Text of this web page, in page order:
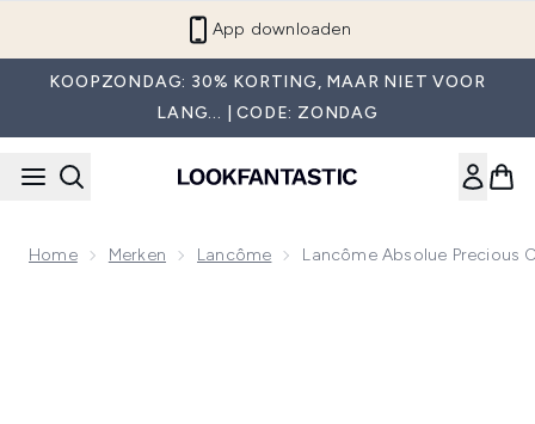
App downloaden
KOOPZONDAG: 30% KORTING, MAAR NIET VOOR
LANG... | CODE: ZONDAG
Home Merken Lancôme Lancôme Absolue Precious